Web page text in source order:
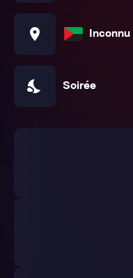
location_on Inconnu
nights_stay Soirée